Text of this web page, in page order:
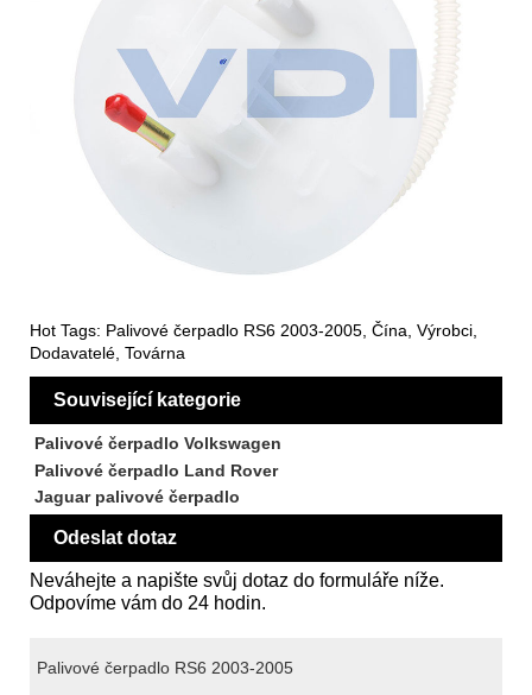
Hot Tags: Palivové čerpadlo RS6 2003-2005, Čína, Výrobci,
Dodavatelé, Továrna
Související kategorie
Palivové čerpadlo Volkswagen
Palivové čerpadlo Land Rover
Jaguar palivové čerpadlo
Odeslat dotaz
Neváhejte a napište svůj dotaz do formuláře níže.
Odpovíme vám do 24 hodin.